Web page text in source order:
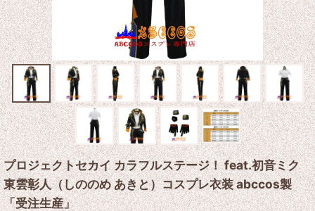
プロジェクトセカイ カラフルステージ！ feat.初音ミク
東雲彰人（しののめ あきと）コスプレ衣装 abccos製
「受注生産」